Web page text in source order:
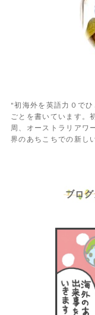
"初海外を英語力０で
ごとを書いています。
周、オーストラリアワ
界のあちこちでの新し
ブロ